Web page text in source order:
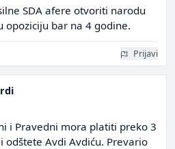
SDA afere otvoriti narodu
opoziciju bar na 4 godine.
Prijavi
i Pravedni mora platiti preko 3
odštete Avdi Avdiću. Prevario